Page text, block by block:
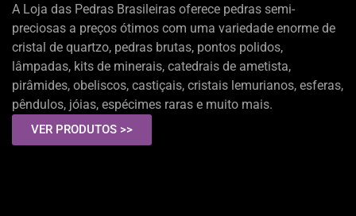
A Loja das Pedras Brasileiras oferece pedras semi-
preciosas a preços ótimos com uma variedade enorme de
cristal de quartzo, pedras brutas, pontos polidos,
lâmpadas, kits de minerais, catedrais de ametista,
pirâmides, obeliscos, castiçais, cristais lemurianos, esferas,
pêndulos, jóias, espécimes raras e muito mais.
VER PRODUTOS >>